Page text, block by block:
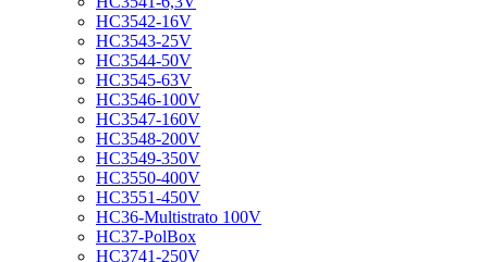
HC3542-16V
HC3543-25V
HC3544-50V
HC3545-63V
HC3546-100V
HC3547-160V
HC3548-200V
HC3549-350V
HC3550-400V
HC3551-450V
HC36-Multistrato 100V
HC37-PolBox
HC3741-250V